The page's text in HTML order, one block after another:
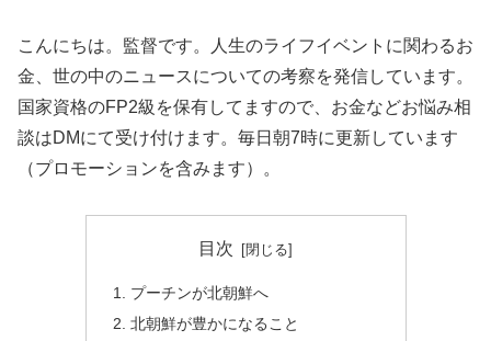
こんにちは。監督です。人生のライフイベントに関わるお
金、世の中のニュースについての考察を発信しています。
国家資格のFP2級を保有してますので、お金などお悩み相
談はDMにて受け付けます。毎日朝7時に更新しています
（プロモーションを含みます）。
目次
プーチンが北朝鮮へ
北朝鮮が豊かになること